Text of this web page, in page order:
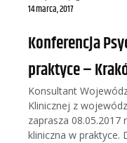
14 marca, 2017
Konferencja
praktyce –
Konsultant
Klinicznej z
zaprasza 08.05.2017
kliniczna w praktyce.